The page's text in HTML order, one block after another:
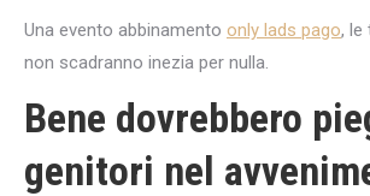
Una evento abbinamento only lads pago, le
non scadranno inezia per nulla.
Bene dovrebbero
genitori nel